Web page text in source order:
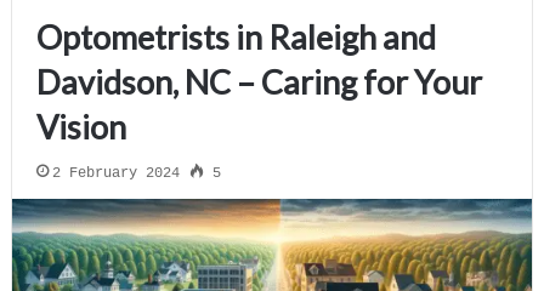
Optometrists in Raleigh and
Davidson, NC – Caring for Your
Vision
2 February 2024 5